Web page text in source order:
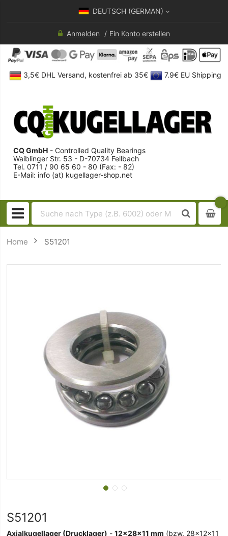
DEUTSCH (GERMAN)
Anmelden Ein Konto erstellen
3,5€ DHL Versand, kostenfrei ab 35€ 7.9€ EU Shipping
CQ GmbH - Controlled Quality Bearings
Waiblinger Str. 53 - D-70734 Fellbach
Tel. 0711 / 90 65 60 - 80 (Fax: - 82)
E-Mail: info (at) kugellager-shop.net
Home S51201
S51201
Axialkugellager (Drucklager) -12x28x11 mm (bzw. 28x12x11